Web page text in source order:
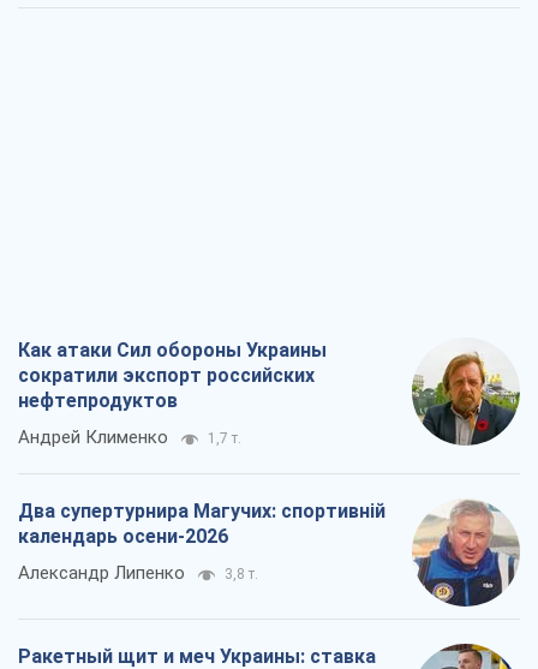
Как атаки Сил обороны Украины
сократили экспорт российских
нефтепродуктов
Андрей Клименко 1,7 т.
Два супертурнира Магучих: спортивній
календарь осени-2026
Александр Липенко 3,8 т.
Ракетный щит и меч Украины: ставка